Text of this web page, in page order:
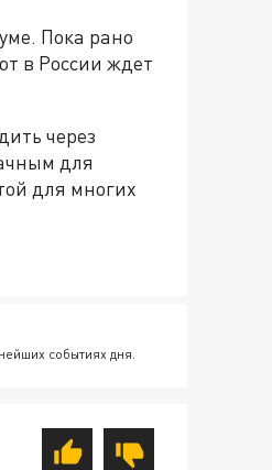
Пока рано
в России ждет
через
для
для многих
событиях дня.